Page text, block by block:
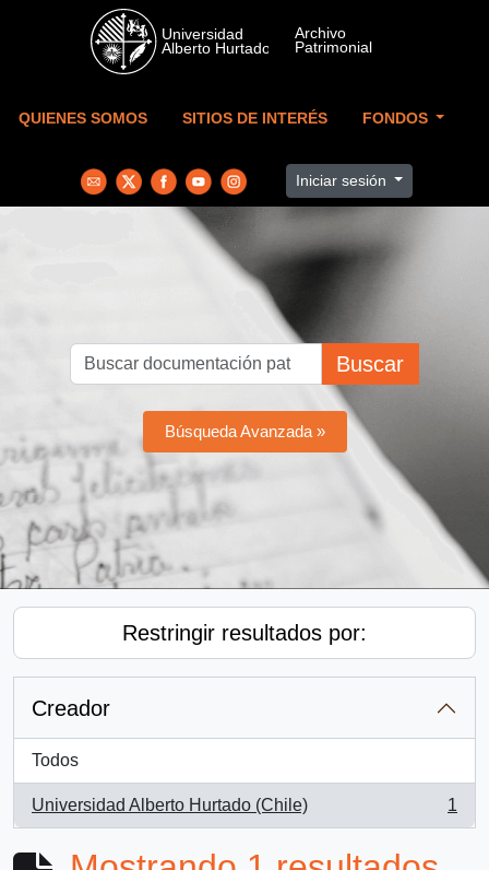
Skip to main content
QUIENES SOMOS SITIOS DE INTERÉS FONDOS
Iniciar sesión
Buscar
Búsqueda Avanzada »
Restringir resultados por:
Creador
Todos
Universidad Alberto Hurtado (Chile)
, 1 resultados
1